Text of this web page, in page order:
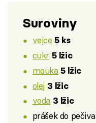
Suroviny
vejce 5 ks
cukr 5 lžic
mouka 5 lžic
olej 3 lžic
voda 3 lžic
prášek do pečiva